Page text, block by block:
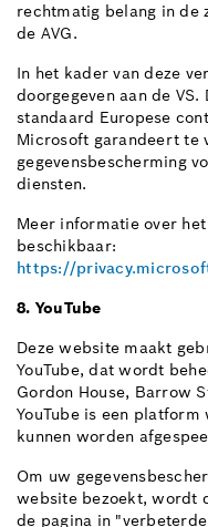
rechtmatig belang in de
de AVG.
In het kader van deze
doorgegeven aan de
standaard Europese
Microsoft garandeert te
gegevensbescherming
diensten.
Meer informatie over
beschikbaar:
https://
8. YouTube
Deze website maakt
YouTube, dat wordt
Gordon House, Barrow
YouTube is een
kunnen worden
Om uw
website bezoekt, wordt
de pagina in